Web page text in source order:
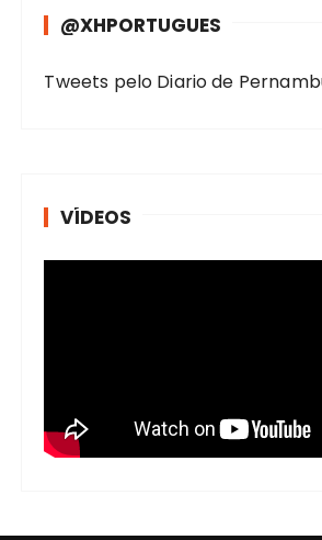
@XHPORTUGUES
Tweets pelo Diario de
VÍDEOS